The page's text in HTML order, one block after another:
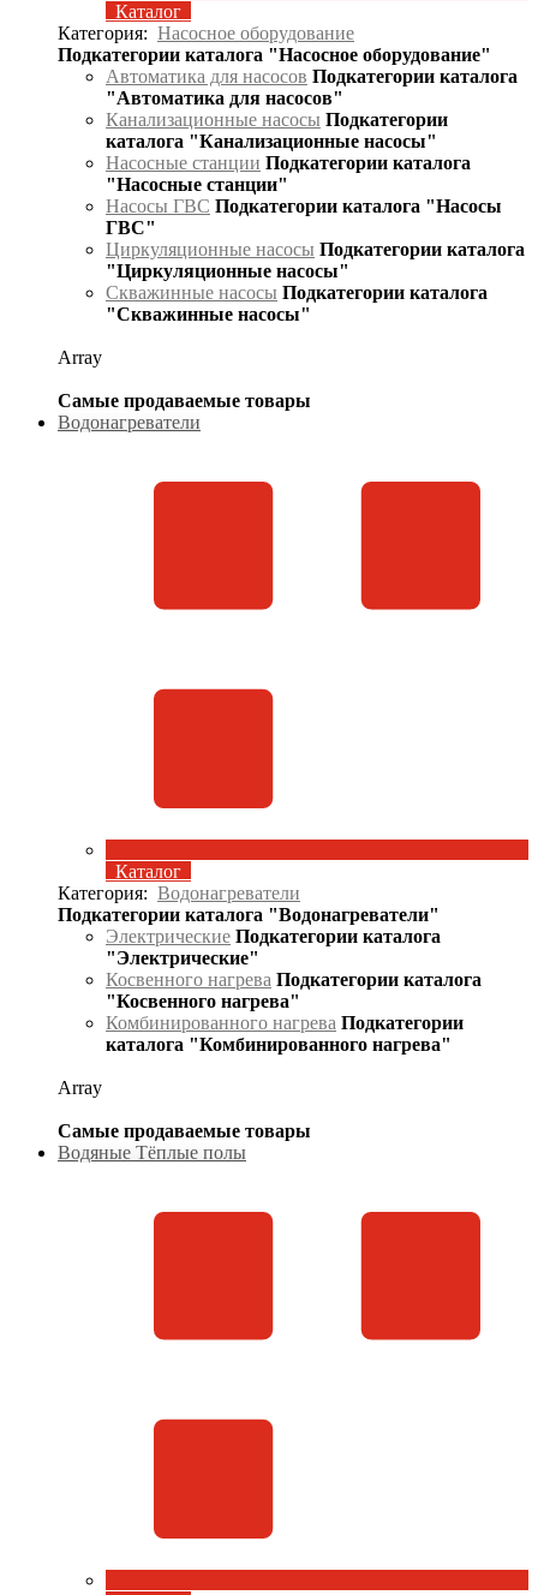
Каталог
Категория: Насосное оборудование
Подкатегории каталога "Насосное оборудование"
Автоматика для насосов Подкатегории каталога
"Автоматика для насосов"
Канализационные насосы Подкатегории
каталога "Канализационные насосы"
Насосные станции Подкатегории каталога
"Насосные станции"
Насосы ГВС Подкатегории каталога "Насосы
ГВС"
Циркуляционные насосы Подкатегории каталога
"Циркуляционные насосы"
Скважинные насосы Подкатегории каталога
"Скважинные насосы"
Array
Самые продаваемые товары
Водонагреватели
Каталог
Категория: Водонагреватели
Подкатегории каталога "Водонагреватели"
Электрические Подкатегории каталога
"Электрические"
Косвенного нагрева Подкатегории каталога
"Косвенного нагрева"
Комбинированного нагрева Подкатегории
каталога "Комбинированного нагрева"
Array
Самые продаваемые товары
Водяные Тёплые полы